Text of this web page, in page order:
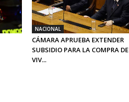
NACIONAL
CÁMARA APRUEBA EXTENDER
SUBSIDIO PARA LA COMPRA DE
VIV...